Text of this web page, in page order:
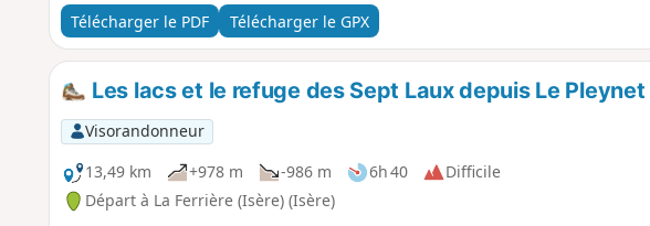
Télécharger le PDF Télécharger le GPX
Les lacs et le refuge des Sept Laux depuis Le Pleynet
Visorandonneur
13,49 km
+978 m -986 m 6h 40
Difficile
Départ à La Ferrière (Isère) (Isère)